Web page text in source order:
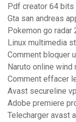
Pdf creator 64
Gta san andreas
Pokemon go radar
Linux multimedia
Comment bloquer
Naruto online wind
Comment effacer
Avast secureline
Adobe premiere
Telecharger avast